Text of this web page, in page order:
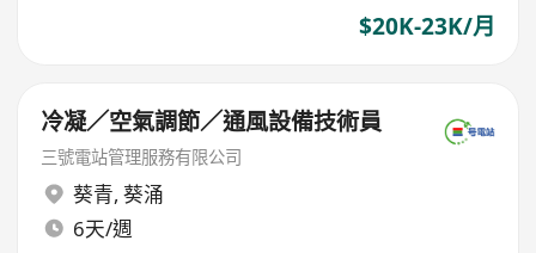
$20K-23K/月
冷凝／空氣調節／通風設備技術員
三號電站管理服務有限公司
葵青, 葵涌
6天/週